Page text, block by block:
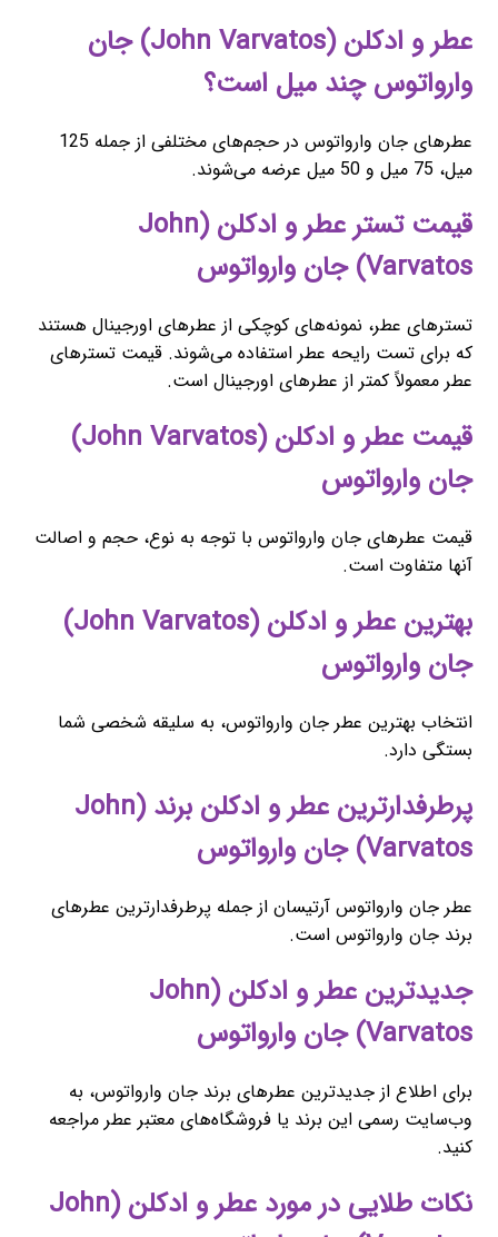
عطر و ادکلن (John Varvatos) جان
وارواتوس چند میل است؟
عطرهای جان وارواتوس در حجم‌های مختلفی از جمله 125
میل، 75 میل و 50 میل عرضه می‌شوند.
قیمت تستر عطر و ادکلن (John
Varvatos) جان وارواتوس
تسترهای عطر، نمونه‌های کوچکی از عطرهای اورجینال هستند
که برای تست رایحه عطر استفاده می‌شوند. قیمت تسترهای
عطر معمولاً کمتر از عطرهای اورجینال است.
قیمت عطر و ادکلن (John Varvatos)
جان وارواتوس
قیمت عطرهای جان وارواتوس با توجه به نوع، حجم و اصالت
آنها متفاوت است.
بهترین عطر و ادکلن (John Varvatos)
جان وارواتوس
انتخاب بهترین عطر جان وارواتوس، به سلیقه شخصی شما
بستگی دارد.
پرطرفدارترین عطر و ادکلن برند (John
Varvatos) جان وارواتوس
عطر جان وارواتوس آرتیسان از جمله پرطرفدارترین عطرهای
برند جان وارواتوس است.
جدیدترین عطر و ادکلن (John
Varvatos) جان وارواتوس
برای اطلاع از جدیدترین عطرهای برند جان وارواتوس، به
وب‌سایت رسمی این برند یا فروشگاه‌های معتبر عطر مراجعه
کنید.
نکات طلایی در مورد عطر و ادکلن (John